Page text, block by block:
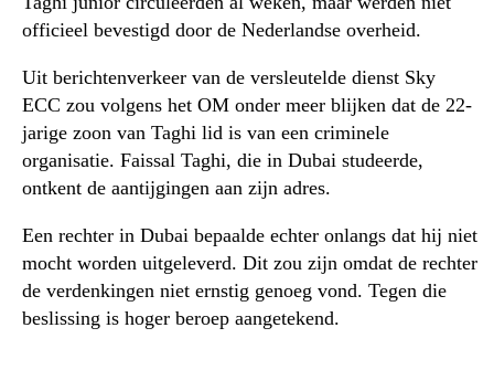
officieel bevestigd door de Nederlandse overheid.
Uit berichtenverkeer van de versleutelde dienst Sky
ECC zou volgens het OM onder meer blijken dat de 22-
jarige zoon van Taghi lid is van een criminele
organisatie. Faissal Taghi, die in Dubai studeerde,
ontkent de aantijgingen aan zijn adres.
Een rechter in Dubai bepaalde echter onlangs dat hij niet
mocht worden uitgeleverd. Dit zou zijn omdat de rechter
de verdenkingen niet ernstig genoeg vond. Tegen die
beslissing is hoger beroep aangetekend.